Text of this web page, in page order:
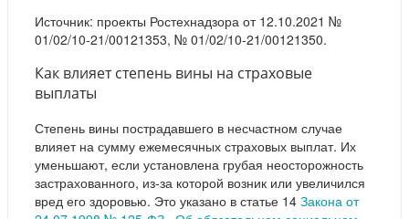
Источник: проекты Ростехнадзора от 12.10.2021 №
01/02/10-21/00121353, № 01/02/10-21/00121350.
Как влияет степень вины на страховые
выплаты
Степень вины пострадавшего в несчастном случае
влияет на сумму ежемесячных страховых выплат. Их
уменьшают, если установлена грубая неосторожность
застрахованного, из-за которой возник или увеличился
вред его здоровью. Это указано в статье 14 Закона от